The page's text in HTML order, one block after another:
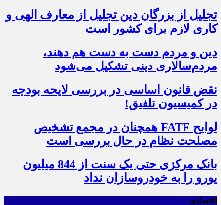
تجلیل از بزرگان دین تجلیل از معارف الهی و
کاری لازم برای کشور است
دین و مردم دست به‌ دست هم دهند،
مردم‌سالاری دینی تشکیل می‌شود
نقض قانون اساسی در بررسی لایحه بودجه
در کمیسیون تلفیق!
لوایح FATF همچنان در مجمع تشخیص
مصلحت نظام در حال بررسی است
بانک مرکزی حتی یک سنت از 844 میلیون
یورو را به خودروسازان نداد
اقتصادی